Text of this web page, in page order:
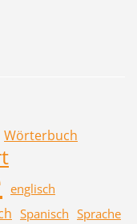
Wörterbuch
englisch
Spanisch Sprache